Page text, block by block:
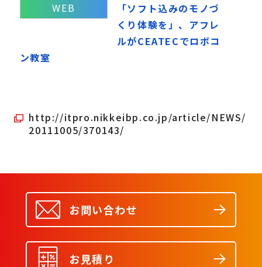
WEB
「ソフト込みのモノづ
くり体験を」、アフレ
ルがCEATECでロボコ
ン教室
http://itpro.nikkeibp.co.jp/article/NEWS/
20111005/370143/
お問い合わせ
お見積り